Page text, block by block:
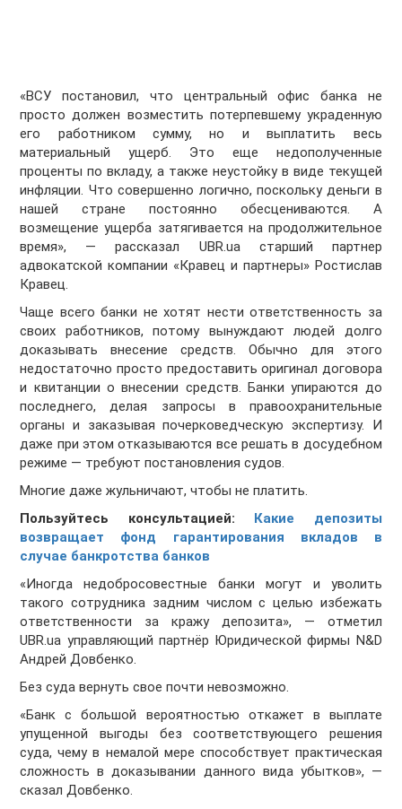
«ВСУ постановил, что центральный офис банка не
просто должен возместить потерпевшему украденную
его работником сумму, но и выплатить весь
материальный ущерб. Это еще недополученные
проценты по вкладу, а также неустойку в виде текущей
инфляции. Что совершенно логично, поскольку деньги в
нашей стране постоянно обесцениваются. А
возмещение ущерба затягивается на продолжительное
время», — рассказал UBR.ua старший партнер
адвокатской компании «Кравец и партнеры» Ростислав
Кравец.
Чаще всего банки не хотят нести ответственность за
своих работников, потому вынуждают людей долго
доказывать внесение средств. Обычно для этого
недостаточно просто предоставить оригинал договора
и квитанции о внесении средств. Банки упираются до
последнего, делая запросы в правоохранительные
органы и заказывая почерковедческую экспертизу. И
даже при этом отказываются все решать в досудебном
режиме — требуют постановления судов.
Многие даже жульничают, чтобы не платить.
Пользуйтесь консультацией: Какие депозиты
возвращает фонд гарантирования вкладов в
случае банкротства банков
«Иногда недобросовестные банки могут и уволить
такого сотрудника задним числом с целью избежать
ответственности за кражу депозита», — отметил
UBR.ua управляющий партнёр Юридической фирмы N&D
Андрей Довбенко.
Без суда вернуть свое почти невозможно.
«Банк с большой вероятностью откажет в выплате
упущенной выгоды без соответствующего решения
суда, чему в немалой мере способствует практическая
сложность в доказывании данного вида убытков», —
сказал Довбенко.